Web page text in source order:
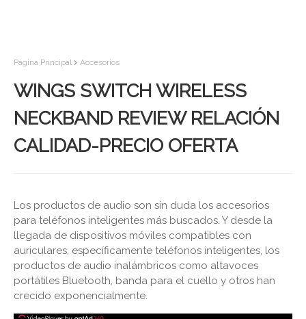
Página Principal Accesorios
WINGS SWITCH WIRELESS
NECKBAND REVIEW RELACIÓN
CALIDAD-PRECIO OFERTA
Los productos de audio son sin duda los accesorios
para teléfonos inteligentes más buscados. Y desde la
llegada de dispositivos móviles compatibles con
auriculares, específicamente teléfonos inteligentes, los
productos de audio inalámbricos como altavoces
portátiles Bluetooth, banda para el cuello y otros han
crecido exponencialmente.